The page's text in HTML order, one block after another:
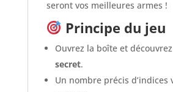
seront vos meilleures armes !
Principe du jeu
Ouvrez la boîte et découvrez
secret.
Un nombre précis d’indices